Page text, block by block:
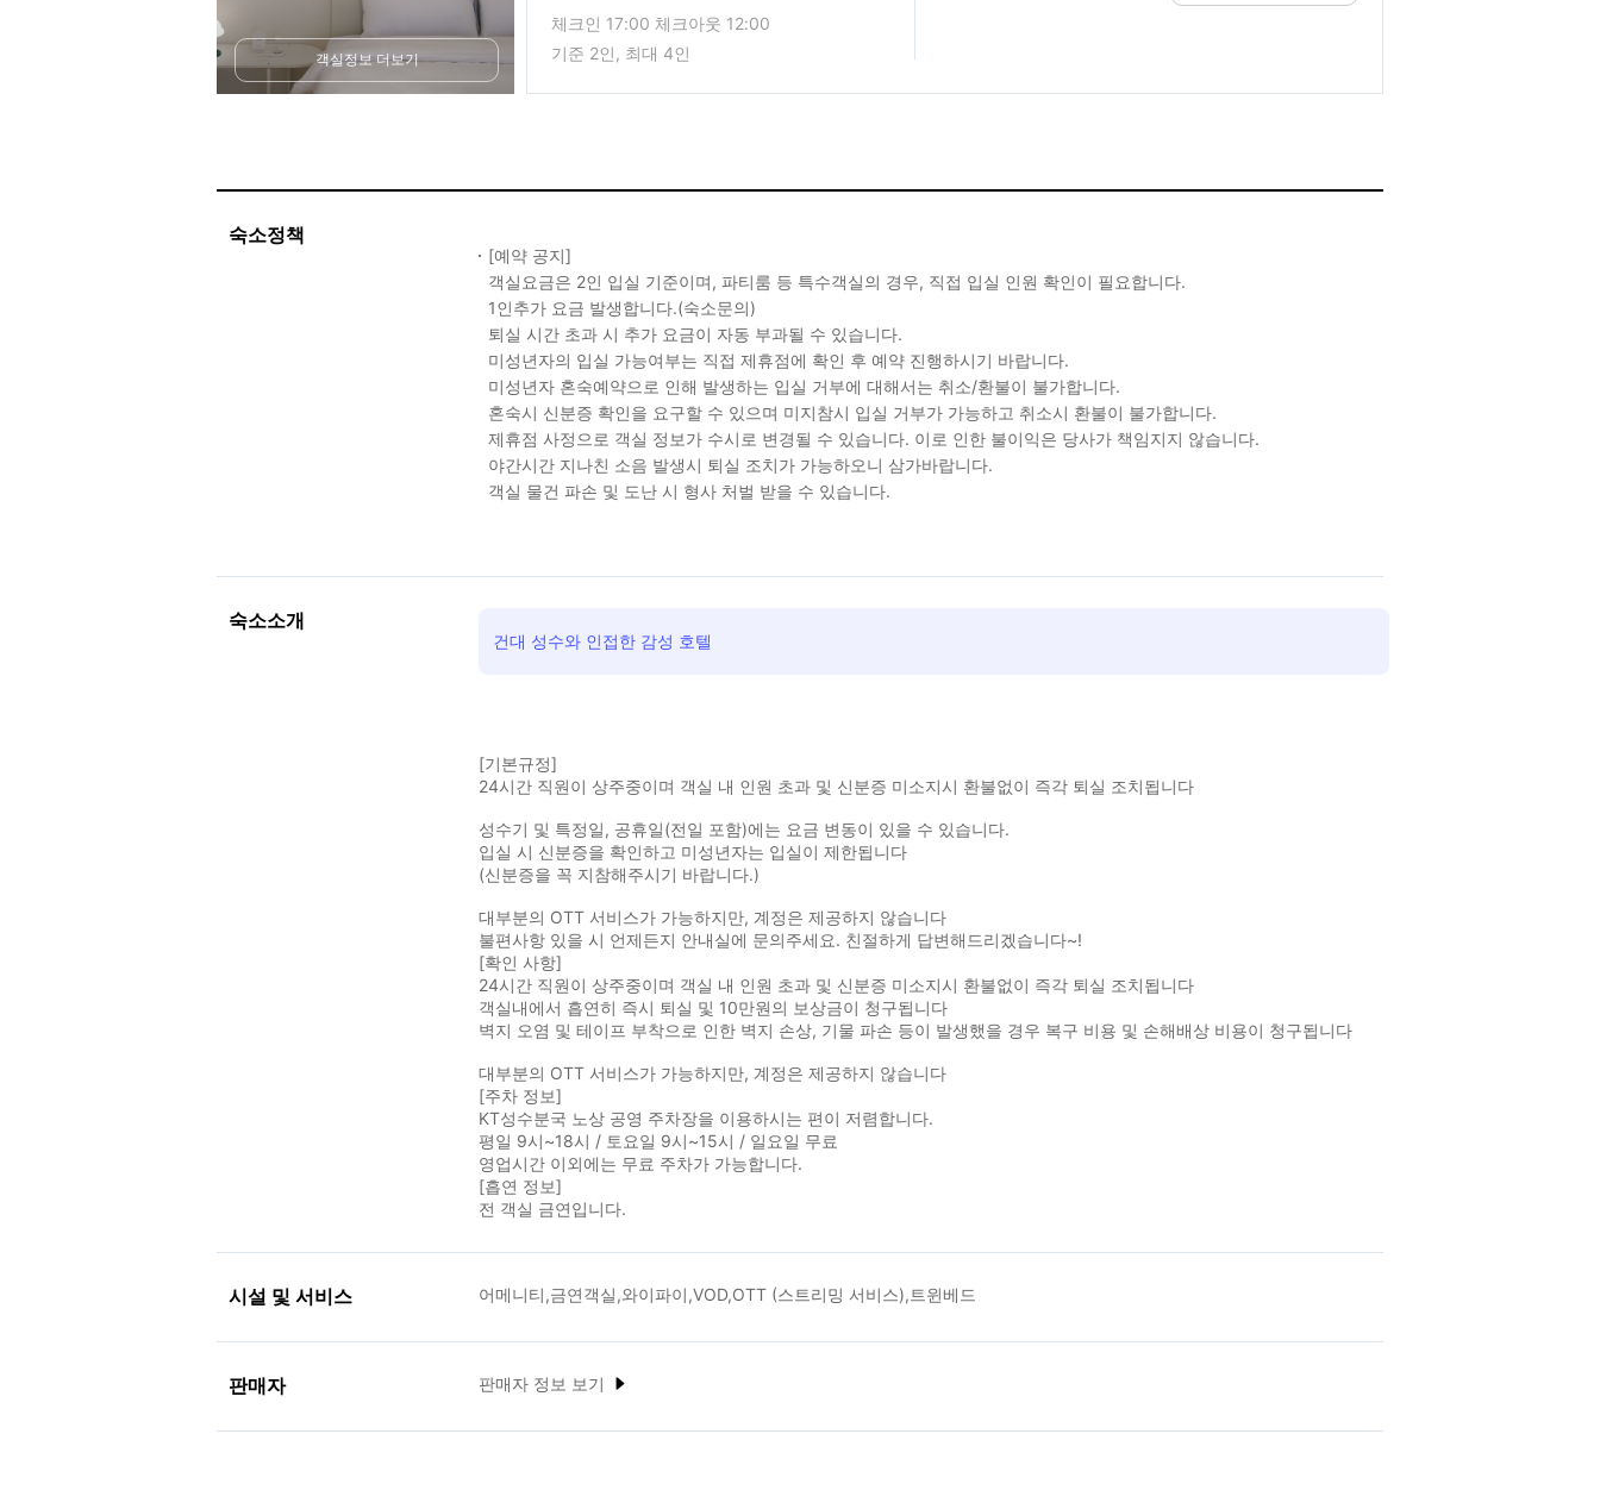
객실정보 더보기
체크인 17:00 체크아웃 12:00
기준 2인, 최대 4인
숙소정책
[예약 공지]
객실요금은 2인 입실 기준이며, 파티룸 등 특수객실의 경우, 직접 입실 인원 확인이 필요합니다.
1인추가 요금 발생합니다.(숙소문의)
퇴실 시간 초과 시 추가 요금이 자동 부과될 수 있습니다.
미성년자의 입실 가능여부는 직접 제휴점에 확인 후 예약 진행하시기 바랍니다.
미성년자 혼숙예약으로 인해 발생하는 입실 거부에 대해서는 취소/환불이 불가합니다.
혼숙시 신분증 확인을 요구할 수 있으며 미지참시 입실 거부가 가능하고 취소시 환불이 불가합니다.
제휴점 사정으로 객실 정보가 수시로 변경될 수 있습니다. 이로 인한 불이익은 당사가 책임지지 않습니다.
야간시간 지나친 소음 발생시 퇴실 조치가 가능하오니 삼가바랍니다.
객실 물건 파손 및 도난 시 형사 처벌 받을 수 있습니다.
숙소소개
건대 성수와 인접한 감성 호텔
[기본규정]
24시간 직원이 상주중이며 객실 내 인원 초과 및 신분증 미소지시 환불없이 즉각 퇴실 조치됩니다
성수기 및 특정일, 공휴일(전일 포함)에는 요금 변동이 있을 수 있습니다.
입실 시 신분증을 확인하고 미성년자는 입실이 제한됩니다
(신분증을 꼭 지참해주시기 바랍니다.)
대부분의 OTT 서비스가 가능하지만, 계정은 제공하지 않습니다
불편사항 있을 시 언제든지 안내실에 문의주세요. 친절하게 답변해드리겠습니다~!
[확인 사항]
24시간 직원이 상주중이며 객실 내 인원 초과 및 신분증 미소지시 환불없이 즉각 퇴실 조치됩니다
객실내에서 흡연히 즉시 퇴실 및 10만원의 보상금이 청구됩니다
벽지 오염 및 테이프 부착으로 인한 벽지 손상, 기물 파손 등이 발생했을 경우 복구 비용 및 손해배상 비용이 청구됩니다
대부분의 OTT 서비스가 가능하지만, 계정은 제공하지 않습니다
[주차 정보]
KT성수분국 노상 공영 주차장을 이용하시는 편이 저렴합니다.
평일 9시~18시 / 토요일 9시~15시 / 일요일 무료
영업시간 이외에는 무료 주차가 가능합니다.
[흡연 정보]
전 객실 금연입니다.
시설 및 서비스 어메니티,금연객실,와이파이,VOD,OTT (스트리밍 서비스),트윈베드
판매자 판매자 정보 보기